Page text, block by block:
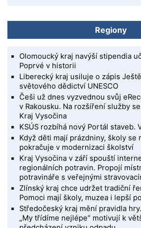
Regiony
Olomoucký kraj navýší stipendia
Poprvé v historii
Liberecký kraj usiluje o zápis
světového dědictví UNESCO
Češi už dnes vyzvednou svůj
v Rakousku. Na rozšíření služby
Kraj Vysočina
KSÚS rozbíhá nový Portál staveb.
Když děti mají prázdniny, školy se
pokračuje v modernizaci školství
Kraj Vysočina v září spouští
regionálních potravin. Propojí
potravináře s veřejnými
Zlínský kraj chce udržet tradiční
Pomoci mají školy, muzea i lepší
Středočeský kraj mění pravidla
„My třídíme nejlépe“ motivují k